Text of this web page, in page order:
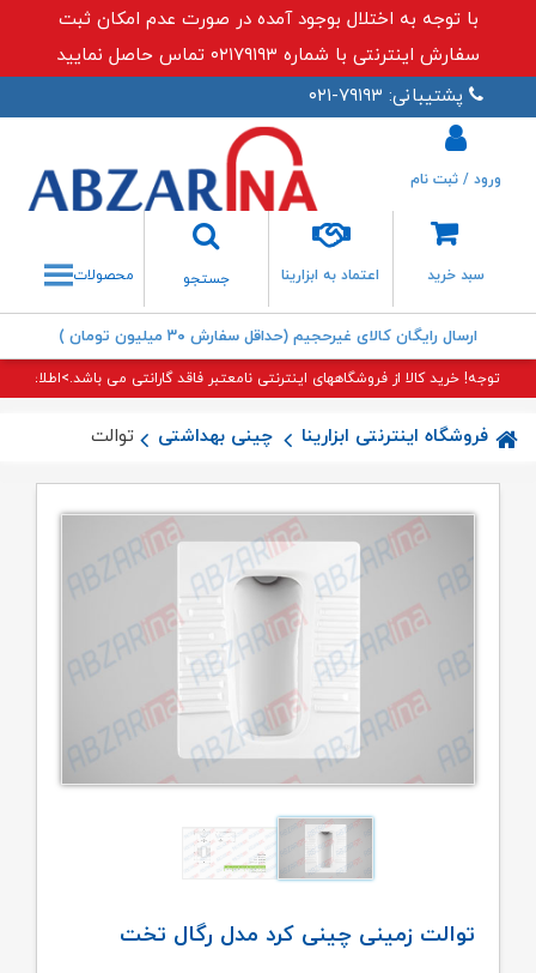
با توجه به اختلال بوجود آمده در صورت عدم امکان ثبت
سفارش اینترنتی با شماره ۰۲۱۷۹۱۹۳ تماس حاصل نمایید
پشتیبانی: ۷۹۱۹۳-۰۲۱
سبد خرید اعتماد به ابزارینا
جستجو
جستجو
ورود / ثبت نام
محصولات
ارسال رایگان کالای غیرحجیم (حداقل سفارش ۳۰ میلیون تومان )
توجه! خرید کالا از فروشگاههای اینترنتی نامعتبر فاقد گارانتی می باشد.>اطلاعات
فروشگاه اینترنتی ابزارینا چینی بهداشتی توالت زمینی
توالت زمینی چینی کرد مدل رگال تخت